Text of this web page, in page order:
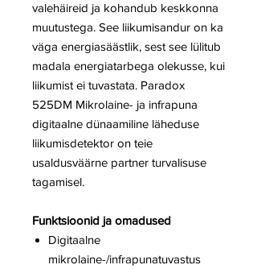
valehäireid ja kohandub keskkonna
muutustega. See liikumisandur on ka
väga energiasäästlik, sest see lülitub
madala energiatarbega olekusse, kui
liikumist ei tuvastata. Paradox
525DM Mikrolaine- ja infrapuna
digitaalne dünaamiline läheduse
liikumisdetektor on teie
usaldusväärne partner turvalisuse
tagamisel.
Funktsioonid ja omadused
Digitaalne
mikrolaine-/infrapunatuvastus